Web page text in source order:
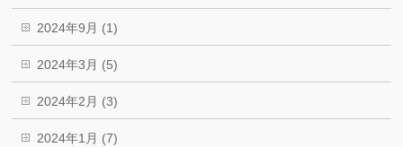
2024年9月 (1)
2024年3月 (5)
2024年2月 (3)
2024年1月 (7)